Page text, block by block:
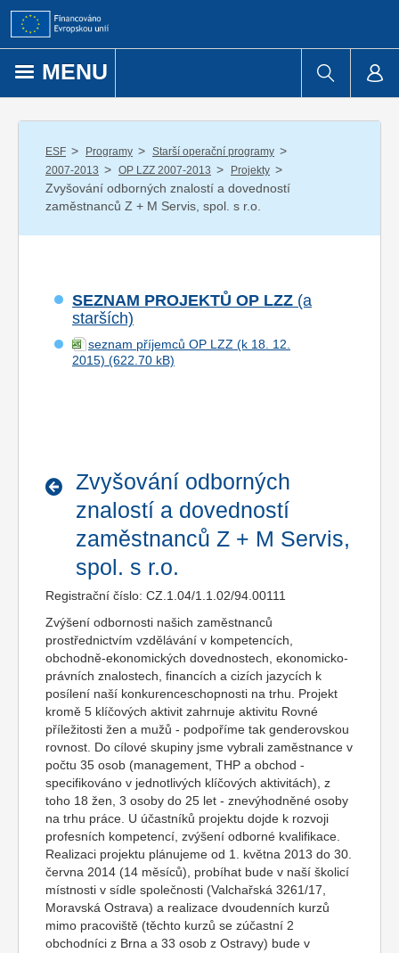
Přejít k obsahu
MENU
ESF / Programy / Starší operační programy /
2007-2013 / OP LZZ 2007-2013 / Projekty /
Zvyšování odborných znalostí a dovedností
zaměstnanců Z + M Servis, spol. s r.o.
SEZNAM PROJEKTŮ OP LZZ (a
starších)
seznam příjemců OP LZZ (k 18. 12.
2015)
Zvyšování odborných
znalostí a dovedností
zaměstnanců Z + M Servis,
spol. s r.o.
Registrační číslo: CZ.1.04/1.1.02/94.00111
Zvýšení odbornosti našich zaměstnanců
prostřednictvím vzdělávání v kompetencích,
obchodně-ekonomických dovednostech, ekonomicko-
právních znalostech, financích a cizích jazycích k
posílení naší konkurenceschopnosti na trhu. Projekt
kromě 5 klíčových aktivit zahrnuje aktivitu Rovné
příležitosti žen a mužů - podpoříme tak genderovskou
rovnost. Do cílové skupiny jsme vybrali zaměstnance v
počtu 35 osob (management, THP a obchod -
specifikováno v jednotlivých klíčových aktivitách), z
toho 18 žen, 3 osoby do 25 let - znevýhodněné osoby
na trhu práce. U účastníků projektu dojde k rozvoji
profesních kompetencí, zvýšení odborné kvalifikace.
Realizaci projektu plánujeme od 1. května 2013 do 30.
června 2014 (14 měsíců), probíhat bude v naší školicí
místnosti v sídle společnosti (Valchařská 3261/17,
Moravská Ostrava) a realizace dvoudenních kurzů
mimo pracoviště (těchto kurzů se zúčastní 2
obchodníci z Brna a 33 osob z Ostravy) bude v